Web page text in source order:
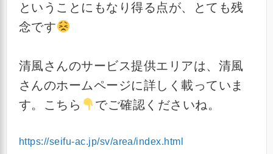
ということにもなり得る点が、とても残
念です
清風さんのサービス提供エリアは、清風
さんのホームページに詳しく載っていま
す。こちら
でご確認くださいね。
https://seifu-ac.jp/sv/area/index.html